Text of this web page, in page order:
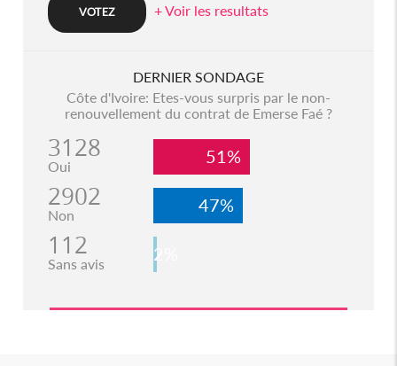
+ Voir les resultats
DERNIER SONDAGE
Côte d'Ivoire: Etes-vous surpris par le non-
renouvellement du contrat de Emerse Faé ?
3128
Oui 51%
2902
Non 47%
112
Sans avis 2%